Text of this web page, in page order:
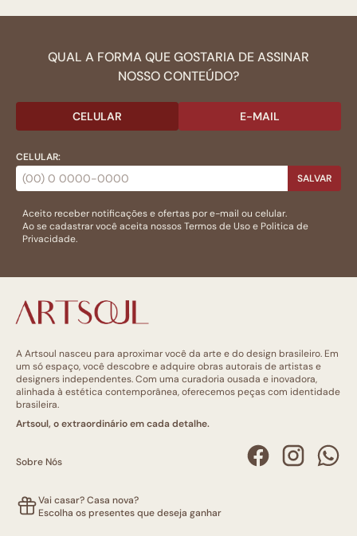
QUAL A FORMA QUE GOSTARIA DE ASSINAR
NOSSO CONTEÚDO?
CELULAR E-MAIL
CELULAR:
SALVAR
Aceito receber notificações e ofertas por e-mail ou celular.
Ao se cadastrar você aceita nossosTermos de Usoe Politica de
Privacidade.
A Artsoul nasceu para aproximar você da arte e do design brasileiro. Em
um só espaço, você descobre e adquire obras autorais de artistas e
designers independentes. Com uma curadoria ousada e inovadora,
alinhada à estética contemporânea, oferecemos peças com identidade
brasileira.
Artsoul, o extraordinário em cada detalhe.
Sobre Nós
Vai casar? Casa nova?
Escolha os presentes que deseja ganhar